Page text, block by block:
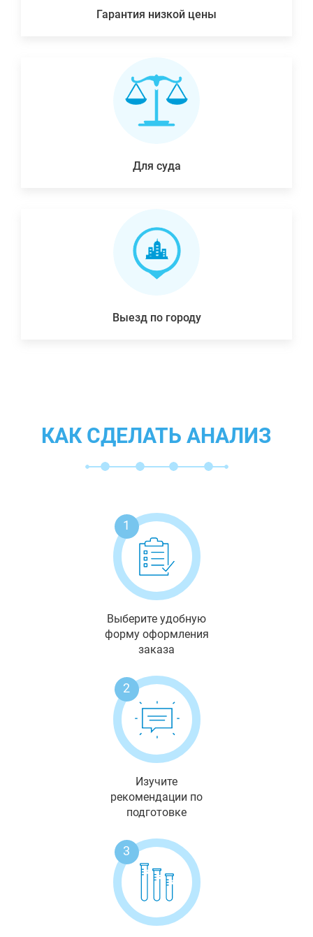
Гарантия низкой цены
Для суда
Выезд по городу
КАК СДЕЛАТЬ АНАЛИЗ
1
Выберите удобную
форму оформления
заказа
2
Изучите
рекомендации по
подготовке
3